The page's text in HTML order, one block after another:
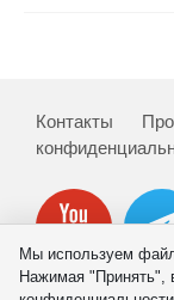
Издания
О
Контакты
Мы используем
Нажимая "Принять",